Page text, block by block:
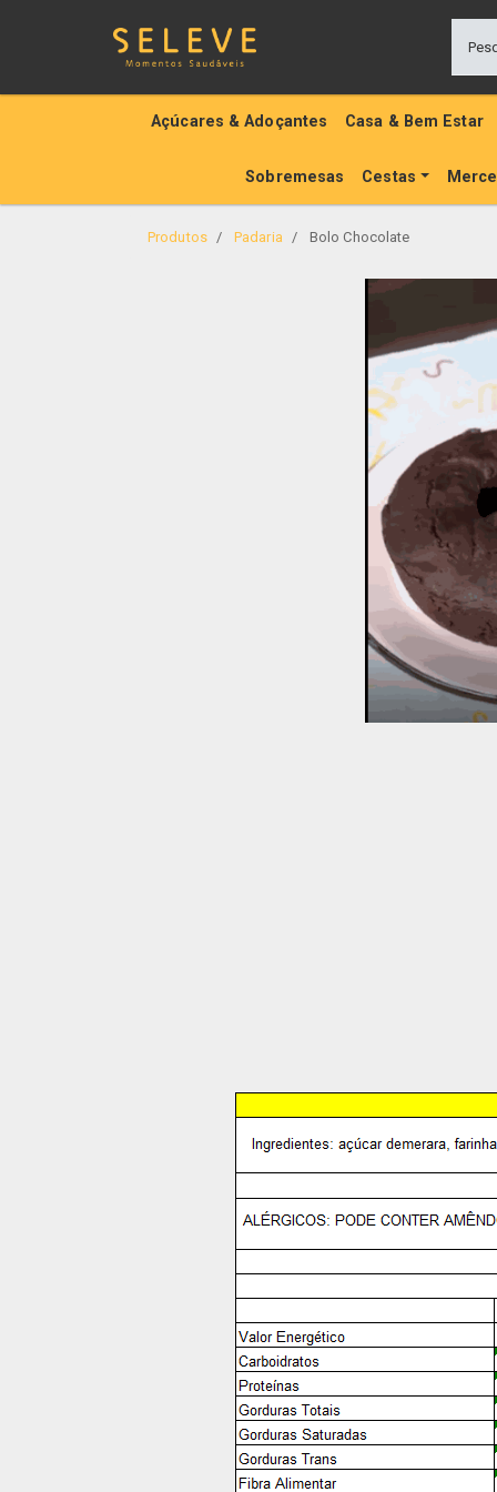
Açúcares & Adoçantes Casa & Bem Estar
Sobremesas Cestas
Produtos Padaria Bolo Chocolate